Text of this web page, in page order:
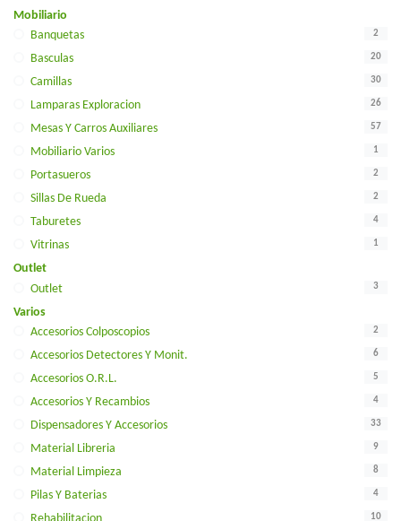
Mobiliario
Banquetas
2
Basculas 20
Camillas 30
Lamparas Exploracion 26
Mesas Y Carros Auxiliares 57
Mobiliario Varios 1
Portasueros 2
Sillas De Rueda 2
Taburetes 4
Vitrinas 1
Outlet
Outlet
3
Varios
Accesorios Colposcopios
2
Accesorios Detectores Y Monit. 6
Accesorios O.r.l. 5
Accesorios Y Recambios 4
Dispensadores Y Accesorios 33
Material Libreria 9
Material Limpieza 8
Pilas Y Baterias 4
10